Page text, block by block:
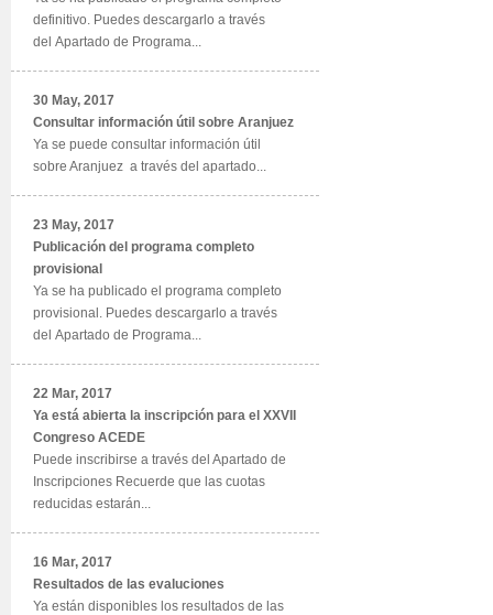
definitivo. Puedes descargarlo a través
del Apartado de Programa...
30 May, 2017
Consultar información útil sobre Aranjuez
Ya se puede consultar información útil
sobre Aranjuez a través del apartado...
23 May, 2017
Publicación del programa completo
provisional
Ya se ha publicado el programa completo
provisional. Puedes descargarlo a través
del Apartado de Programa...
22 Mar, 2017
Ya está abierta la inscripción para el XXVII
Congreso ACEDE
Puede inscribirse a través del Apartado de
Inscripciones Recuerde que las cuotas
reducidas estarán...
16 Mar, 2017
Resultados de las evaluciones
Ya están disponibles los resultados de las